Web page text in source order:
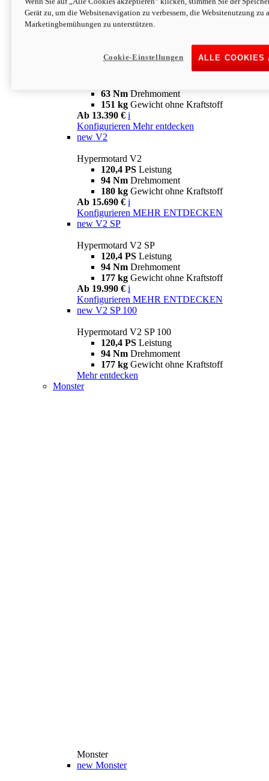
63 NmDrehmoment
151 kgGewicht ohne Kraftstoff
Ab 13.890 € i
63 Nm Drehmoment
151 kg Gewicht ohne Kraftstoff
Ab 13.390 € i
Konfigurieren Mehr entdecken
new V2
Hypermotard V2
120,4 PS Leistung
94 Nm Drehmoment
180 kg Gewicht ohne Kraftstoff
Ab 15.690 € i
Konfigurieren MEHR ENTDECKEN
new V2 SP
Hypermotard V2 SP
120,4 PS Leistung
94 Nm Drehmoment
177 kg Gewicht ohne Kraftstoff
Ab 19.990 € i
Konfigurieren MEHR ENTDECKEN
new V2 SP 100
Hypermotard V2 SP 100
120,4 PS Leistung
94 Nm Drehmoment
177 kg Gewicht ohne Kraftstoff
Mehr entdecken
Monster
Monster
new Monster
Gerät zu, um die Websitenavigation zu verbessern, die Websitenutzung zu
Marketingbemühungen zu unterstützen.
ALLE COOKIES
Cookie-Einstellungen